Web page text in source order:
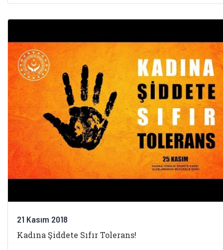
21 Kasım 2018
Kadına Şiddete Sıfır Tolerans!